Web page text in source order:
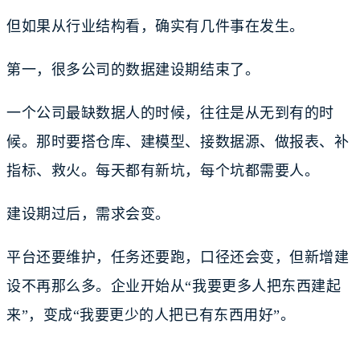
但如果从行业结构看，确实有几件事在发生。
第一，很多公司的数据建设期结束了。
一个公司最缺数据人的时候，往往是从无到有的时
候。那时要搭仓库、建模型、接数据源、做报表、补
指标、救火。每天都有新坑，每个坑都需要人。
建设期过后，需求会变。
平台还要维护，任务还要跑，口径还会变，但新增建
设不再那么多。企业开始从“我要更多人把东西建起
来”，变成“我要更少的人把已有东西用好”。